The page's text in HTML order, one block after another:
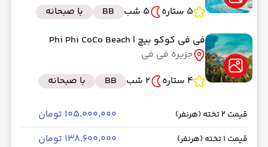
5 ستاره
5 شب BB
با صبحانه
فی فی کوکو بیچ | Phi Phi CoCo Beach
جزیره فی فی
4 ستاره
2 شب BB با صبحانه
قیمت 2 تخته (هرنفر) ۱۰۵٬۰۰۰٬۰۰۰ تومان
قیمت 1 تخته (هرنفر) ۱۳۸٬۶۰۰٬۰۰۰ تومان